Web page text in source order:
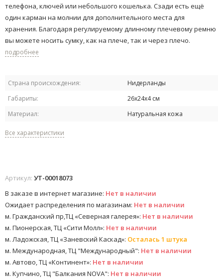
телефона, ключей или небольшого кошелька. Сзади есть ещё
один карман на молнии для дополнительного места для
хранения. Благодаря регулируемому длинному плечевому ремню
вы можете носить сумку, как на плече, так и через плечо.
подробнее
Страна происхождения:
Нидерланды
Габариты:
26х24х4 см
Материал:
Натуральная кожа
Все характеристики
Артикул: УТ-00018073
В заказе в интернет магазине: Нет в наличии
Ожидает распределения по магазинам: Нет в наличии
м. Гражданский пр,ТЦ «Северная галерея»: Нет в наличии
м. Пионерская, ТЦ «Сити Молл»: Нет в наличии
м. Ладожская, ТЦ «Заневский Каскад»: Осталась 1 штука
м. Международная, ТЦ "Международный": Нет в наличии
м. Автово, ТЦ «Континент»: Нет в наличии
м. Купчино, ТЦ "Балкания NOVA": Нет в наличии